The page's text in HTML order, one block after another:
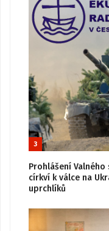
3
Prohlášení
církví k válce na
uprchlíků